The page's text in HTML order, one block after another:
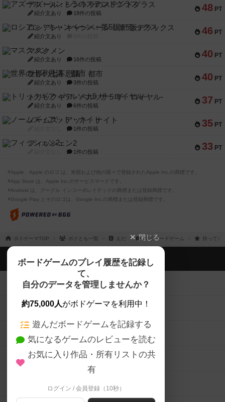
48 PT
アズール：シントラのステンドグラス
紹介文あり 18件の投稿
46 PT
ロシアン・キャンペーン：第5版デラックス
紹介文あり
40 PT
マスクメン
紹介文あり 16件の投稿
40 PT
世界の七不思議：都市
紹介文あり 3件の投稿
37 PT
トリックギア - ペルソナ5 ザ・ロイヤル-
紹介文あり 6件の投稿
35 PT
ノームズ・アット・ナイト
1件の投稿
33 PT
フィッシェン2
1件の投稿
※Apple、Apple のロゴ は、米国および他の国々で登録されたApple Inc.の商標です。
※App Store は、Apple Inc.のサービスマークです。
※Android は、グーグル インコーポレイテッドの商標または登録商標です。
※Google Play とそのロゴは、Google Inc.の商標または登録商標です。
ボドゲーマTOP ボドとも一覧 えだ マイボードゲーム 持ってる
閉じる
ボードゲームのプレイ履歴を記録し
て、
自分のデータを管理しませんか？
約75,000人がボドゲーマを利用中！
遊んだボードゲームを記録する
気になるゲームのレビューを読む
お気に入り作品・所有リストの共
有
ログイン / 会員登録（10秒）
ボドゲーマTOP
ボードゲームを検索する
ボードゲームの新着レビュー
ボードゲーム会情報
メカニクス特集
掲示板・トピックス